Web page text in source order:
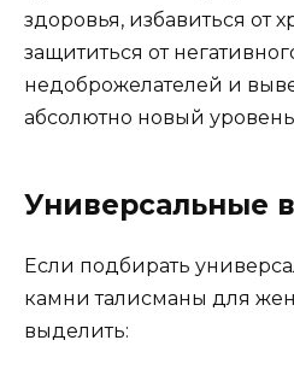
здоровья, избавиться от
защититься от
недоброжелателей и
абсолютно новый
Универсальные
Если подбирать
камни талисманы для
выделить: